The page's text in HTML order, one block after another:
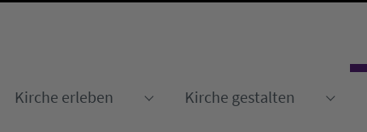
Kirche erleben
Kirche gestalten